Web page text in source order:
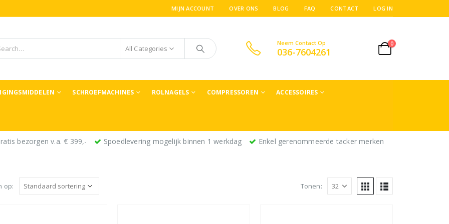
MIJN ACCOUNT OVER ONS BLOG FAQ CONTACT LOG IN
All Categories
Neem Contact Op
036-7604261
0
SCHROEFMACHINES ROLNAGELS COMPRESSOREN ACCESSOIRES
bezorgen v.a. € 399,- Spoedlevering mogelijk binnen 1 werkdag Enkel gerenommeerde tacker merken
op: Tonen: